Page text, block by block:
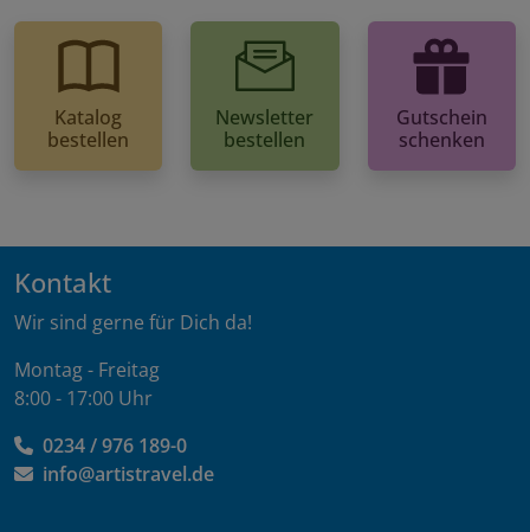
Katalog
bestellen
Newsletter
bestellen
Gutschein
schenken
Kontakt
Wir sind gerne für Dich da!
Montag - Freitag
8:00 - 17:00 Uhr
0234 / 976 189-0
info@artistravel.de